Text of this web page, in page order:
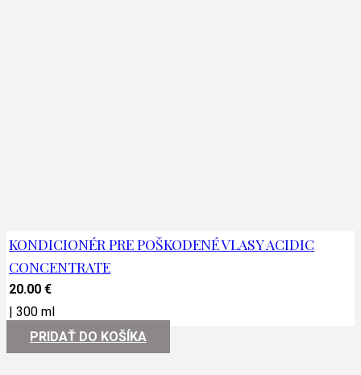
KONDICIONÉR PRE POŠKODENÉ VLASY ACIDIC
CONCENTRATE
20.00€
|300 ml
PRIDAŤ DO KOŠÍKA